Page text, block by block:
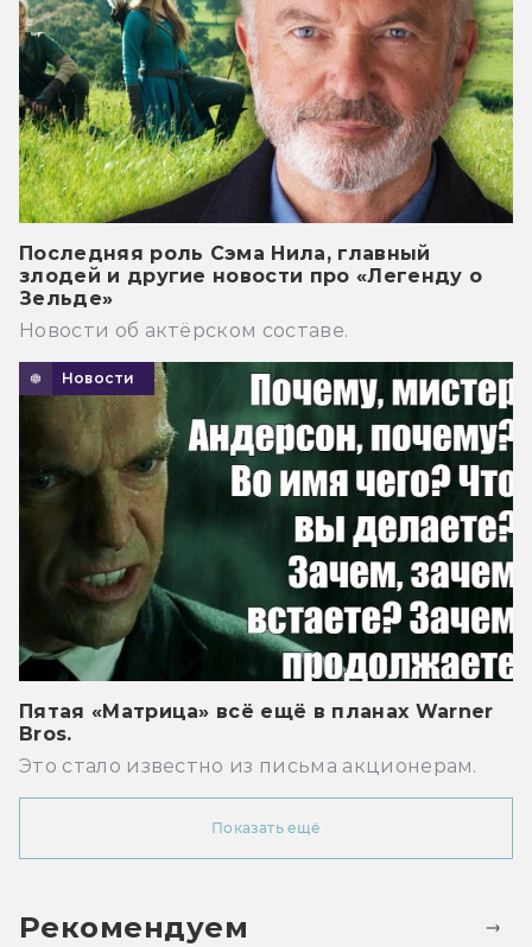
Последняя роль Сэма Нила, главный
злодей и другие новости про «Легенду о
Зельде»
Новости об актёрском составе.
Новости
Пятая «Матрица» всё ещё в планах Warner
Bros.
Это стало известно из письма акционерам.
Показать ещё
Рекомендуем